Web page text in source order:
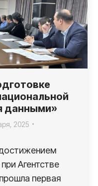
данными»
2025
Агентстве
первая